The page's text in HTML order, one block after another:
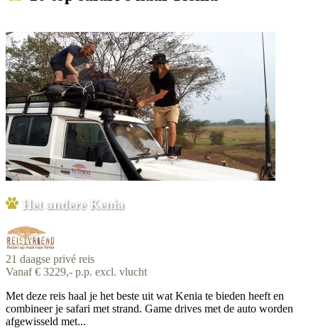
Het andere Kenia
21 daagse privé reis
Vanaf € 3229,- p.p. excl. vlucht
Met deze reis haal je het beste uit wat Kenia te bieden heeft en
combineer je safari met strand. Game drives met de auto worden
afgewisseld met...